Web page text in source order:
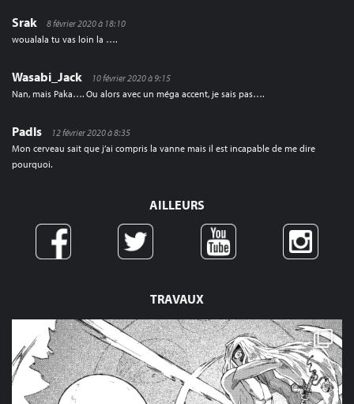
TRAVAUX
Srak
8 février 2020 à 18:10
woualala tu vas loin la ….
Wasabi_Jack
10 février 2020 à 9:15
Nan, mais Paka…. Ou alors avec un méga accent, je sais pas….
Padls
12 février 2020 à 8:35
Mon cerveau sait que j’ai compris la vanne mais il est incapable de me dire
pourquoi.
AILLEURS